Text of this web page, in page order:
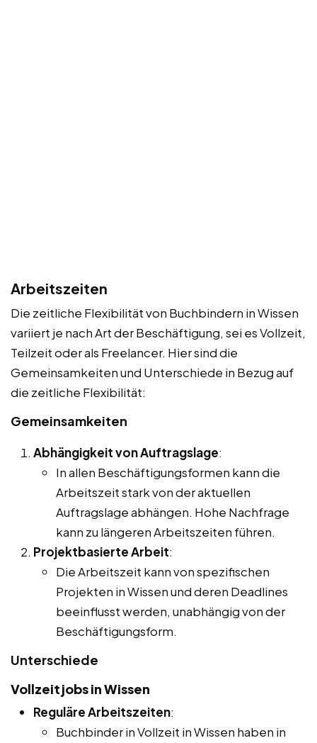
Arbeitszeiten
Die zeitliche Flexibilität von Buchbindern in Wissen
variiert je nach Art der Beschäftigung, sei es Vollzeit,
Teilzeit oder als Freelancer. Hier sind die
Gemeinsamkeiten und Unterschiede in Bezug auf
die zeitliche Flexibilität:
Gemeinsamkeiten
Abhängigkeit von Auftragslage:
In allen Beschäftigungsformen kann die
Arbeitszeit stark von der aktuellen
Auftragslage abhängen. Hohe Nachfrage
kann zu längeren Arbeitszeiten führen.
Projektbasierte Arbeit:
Die Arbeitszeit kann von spezifischen
Projekten in Wissen und deren Deadlines
beeinflusst werden, unabhängig von der
Beschäftigungsform.
Unterschiede
Vollzeitjobs in Wissen
Reguläre Arbeitszeiten:
Buchbinder in Vollzeit in Wissen haben in